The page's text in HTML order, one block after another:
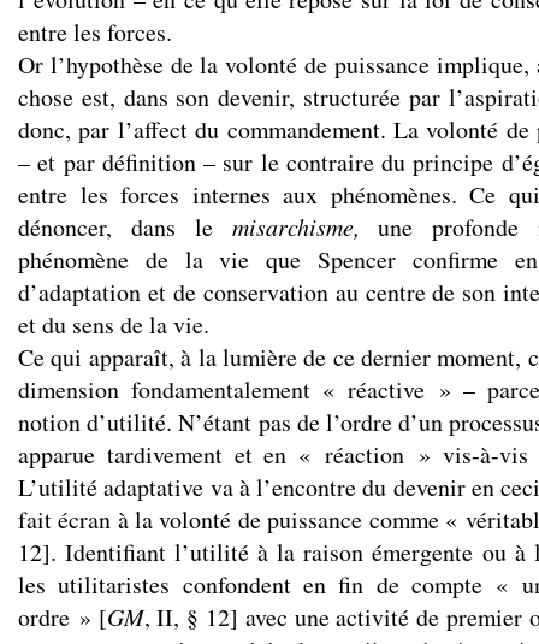
entre les forces.
Or l’hypothèse de la volonté de puissance
chose est, dans son devenir, structurée par
donc, par l’affect du commandement. La volonté de
– et par définition – sur le contraire du principe
entre les forces internes aux phénomènes. Ce
dénoncer, dans le misarchisme, une profonde
phénomène de la vie que Spencer confirme
d’adaptation et de conservation au centre de son
et du sens de la vie.
Ce qui apparaît, à la lumière de ce dernier moment,
dimension fondamentalement « réactive » –
notion d’utilité. N’étant pas de l’ordre d’un
apparue tardivement et en « réaction » vis-à-vis
L’utilité adaptative va à l’encontre du devenir en
fait écran à la volonté de puissance comme «
12]. Identifiant l’utilité à la raison émergente ou à
les utilitaristes confondent en fin de compte «
ordre » [GM, II, § 12] avec une activité de premier